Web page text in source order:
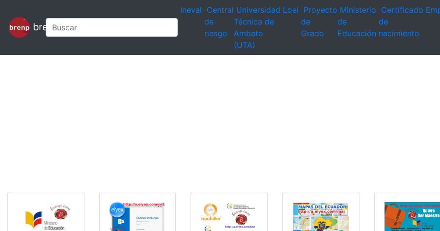
brenp
Ineval Central
de
riesgo
Universidad
Técnica de
Ambato
(UTA)
Loei Proyecto
de
Grado
Ministerio
de
Educación
Certificado
de
nacimiento